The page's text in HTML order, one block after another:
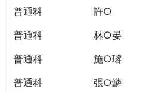
普通科
許○
普通科
林○晏
普通科
施○璿
普通科
張○鱗